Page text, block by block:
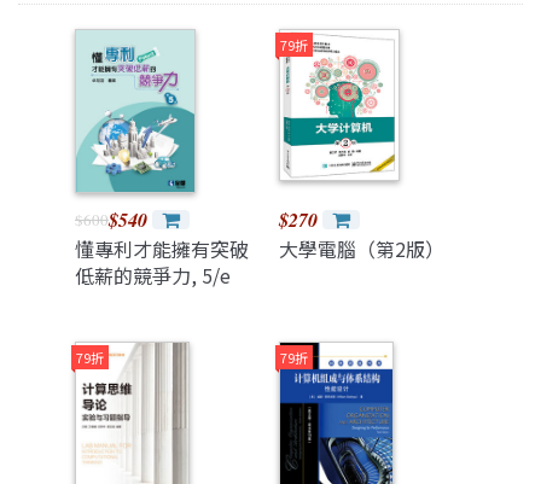
$600$540
懂專利才能擁有突破
低薪的競爭力, 5/e
79折
$270
大學電腦（第2版）
79折 79折